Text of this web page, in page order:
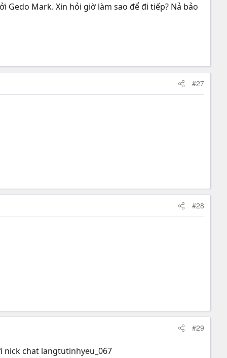
Mark. Xin hỏi giờ làm sao để đi tiếp? Nả bảo
#27
#28
#29
chat langtutinhyeu_067